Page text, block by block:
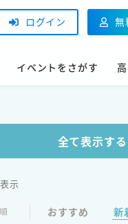
ログイン 無
イベントをさがす
全て表示する
おすすめ 新
示